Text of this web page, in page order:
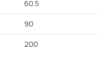
60.5
90
200